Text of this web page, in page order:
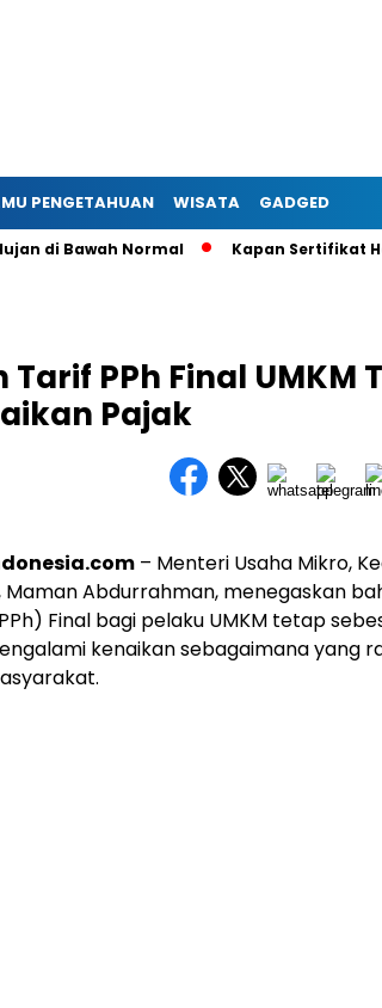
PENGETAHUAN WISATA GADGED
Bawah Normal Kapan Sertifikat Halal
PPh Final UMKM
Pajak
– Menteri Usaha Mikro,
Maman Abdurrahman, menegaskan
Final bagi pelaku UMKM tetap
kenaikan sebagaimana yang